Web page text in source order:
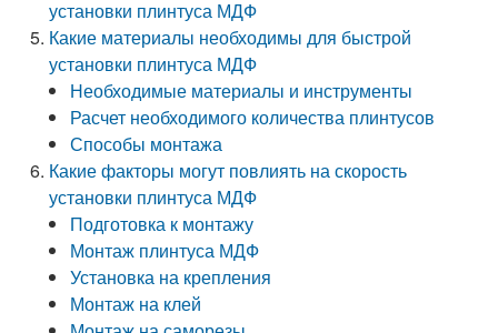
установки плинтуса МДФ
Какие материалы необходимы для быстрой
установки плинтуса МДФ
Необходимые материалы и инструменты
Расчет необходимого количества плинтусов
Способы монтажа
Какие факторы могут повлиять на скорость
установки плинтуса МДФ
Подготовка к монтажу
Монтаж плинтуса МДФ
Установка на крепления
Монтаж на клей